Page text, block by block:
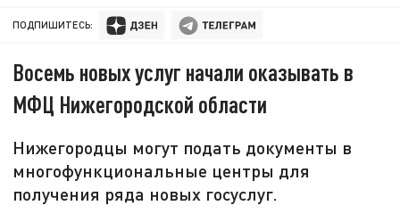
ПОДПИШИТЕСЬ:
Восемь новых услуг начали оказывать в
МФЦ Нижегородской области
Нижегородцы могут подать документы в
многофункциональные центры для
получения ряда новых госуслуг.